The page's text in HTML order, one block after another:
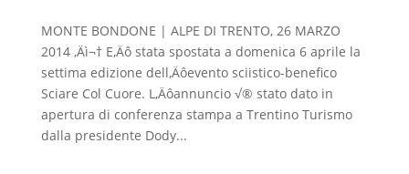
MONTE BONDONE | ALPE DI TRENTO, 26 MARZO
2014 ‚Äì¬† E‚Äô stata spostata a domenica 6 aprile la
settima edizione dell‚Äôevento sciistico-benefico
Sciare Col Cuore. L‚Äôannuncio √® stato dato in
apertura di conferenza stampa a Trentino Turismo
dalla presidente Dody...